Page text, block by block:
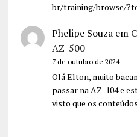
br/training/browse/
Phelipe Souzaem
AZ-500
7 de outubro de 2024
Olá Elton, muito
passar na AZ-104 e
visto que os